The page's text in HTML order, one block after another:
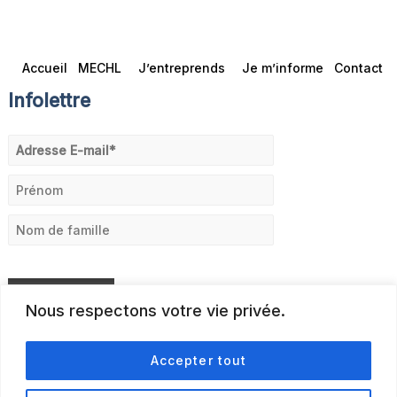
Nous respectons votre vie privée.
Accepter tout
Accueil MECHL J’entreprends Je m’informe Contact
Infolettre